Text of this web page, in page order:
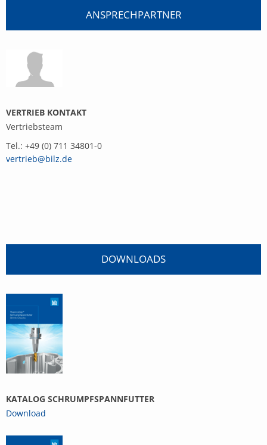
ANSPRECHPARTNER
VERTRIEB KONTAKT
Vertriebsteam
Tel.: +49 (0) 711 34801-0
vertrieb@bilz.de
DOWNLOADS
KATALOG SCHRUMPFSPANNFUTTER
Download